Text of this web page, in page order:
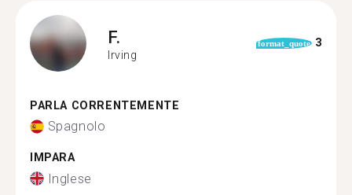
F.
Irving
format_quote 3
PARLA CORRENTEMENTE
Spagnolo
IMPARA
Inglese